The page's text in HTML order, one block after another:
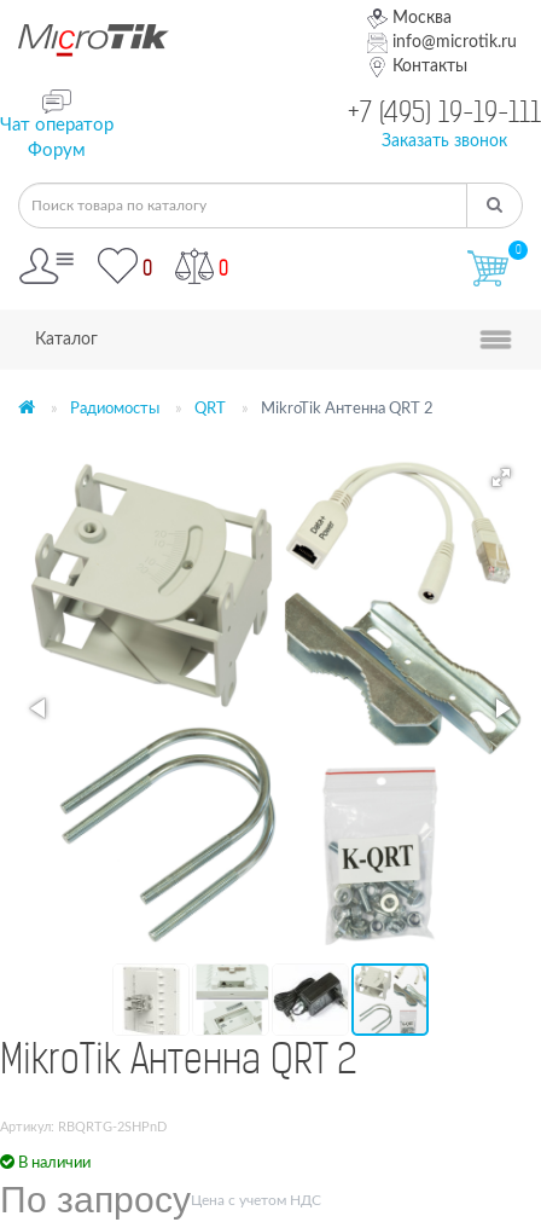
Москва
info@microtik.ru
Контакты
Чат оператор
Форум
+7 (495) 19-19-111
Заказать звонок
0 0
0
Каталог
Радиомосты QRT MikroTik Антенна QRT 2
MikroTik Антенна QRT 2
Артикул: RBQRTG-2SHPnD
В наличии
По запросу Цена с учетом НДС